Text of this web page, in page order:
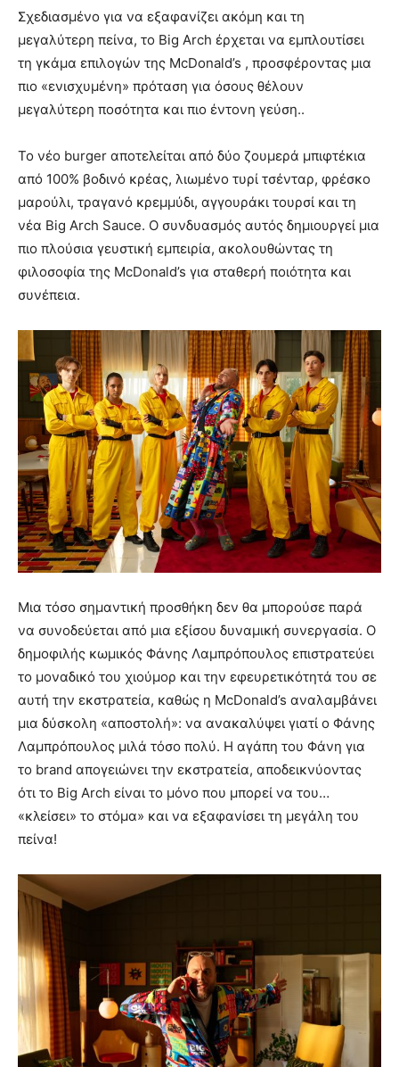
Σχεδιασμένο για να εξαφανίζει ακόμη και τη
μεγαλύτερη πείνα, το Big Arch έρχεται να εμπλουτίσει
τη γκάμα επιλογών της McDonald’s , προσφέροντας μια
πιο «ενισχυμένη» πρόταση για όσους θέλουν
μεγαλύτερη ποσότητα και πιο έντονη γεύση..
Το νέο burger αποτελείται από δύο ζουμερά μπιφτέκια
από 100% βοδινό κρέας, λιωμένο τυρί τσένταρ, φρέσκο
μαρούλι, τραγανό κρεμμύδι, αγγουράκι τουρσί και τη
νέα Big Arch Sauce. Ο συνδυασμός αυτός δημιουργεί μια
πιο πλούσια γευστική εμπειρία, ακολουθώντας τη
φιλοσοφία της McDonald’s για σταθερή ποιότητα και
συνέπεια.
Μια τόσο σημαντική προσθήκη δεν θα μπορούσε παρά
να συνοδεύεται από μια εξίσου δυναμική συνεργασία. Ο
δημοφιλής κωμικός Φάνης Λαμπρόπουλος επιστρατεύει
το μοναδικό του χιούμορ και την εφευρετικότητά του σε
αυτή την εκστρατεία, καθώς η McDonald’s αναλαμβάνει
μια δύσκολη «αποστολή»: να ανακαλύψει γιατί ο Φάνης
Λαμπρόπουλος μιλά τόσο πολύ. Η αγάπη του Φάνη για
το brand απογειώνει την εκστρατεία, αποδεικνύοντας
ότι το Big Arch είναι το μόνο που μπορεί να του…
«κλείσει» το στόμα» και να εξαφανίσει τη μεγάλη του
πείνα!